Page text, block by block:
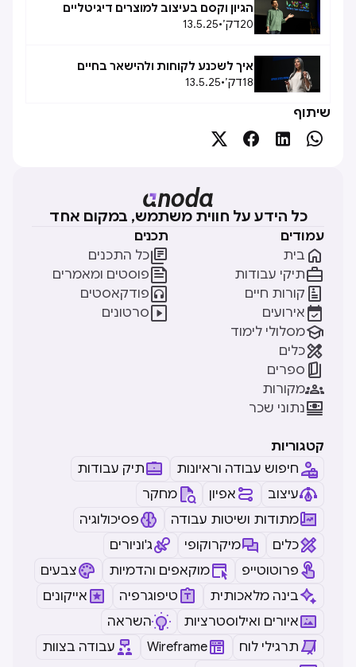
הגיון וקסם בעיצוב למוצרים דיגיטליים
20דק׳•
13.5.25
איך לשכנע לקוחות ולהישאר בחיים
18דק׳•
13.5.25
שיתוף




כל הידע על חווית משתמש, במקום אחד
עמודים
בית 
תיקי עבודות
קורות חיים 
אירועים 
מסלולי לימוד
כלים
ספרים 
מקורות
נתוני שכר
תכנים
כל התכנים
פוסטים ומאמרים
פודקאסטים
סרטונים
קטגוריות
חיפוש עבודה וראיונות
תיק עבודות
עיצוב
אפיון
מחקר
מתודות ושיטות עבודה
פסיכולוגיה
כלים
מיקרוקופי
ג'וניורים
פרוטוטייפ
מוקאפים והדמיות
צבעים
בינה מלאכותית
טיפוגרפיה
אייקונים
איורים ואילוסטרציות
השראה
תרגילי לוח
Wireframe
עבודה בצוות